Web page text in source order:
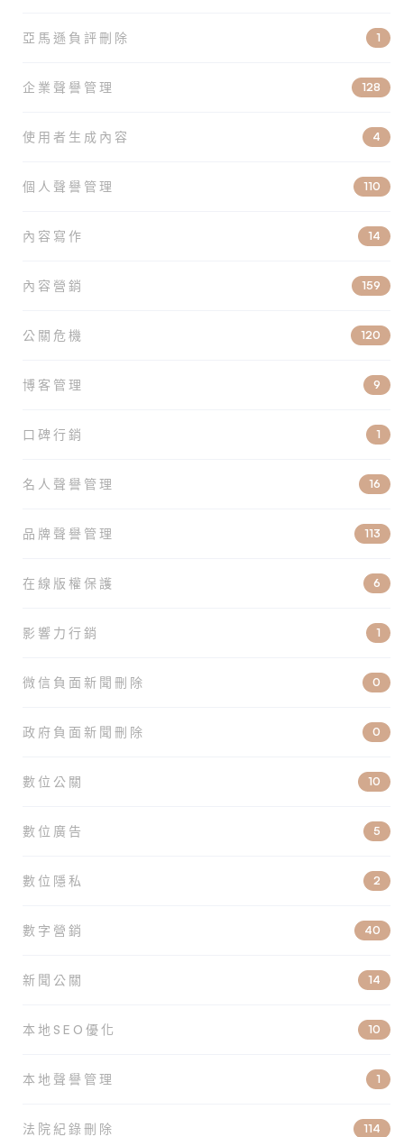
亞馬遜負評刪除 1
企業聲譽管理 128
使用者生成內容 4
個人聲譽管理 110
內容寫作 14
內容營銷 159
公關危機 120
博客管理 9
口碑行銷 1
名人聲譽管理 16
品牌聲譽管理 113
在線版權保護 6
影響力行銷 1
微信負面新聞刪除 0
政府負面新聞刪除 0
數位公關 10
數位廣告 5
數位隱私 2
數字營銷 40
新聞公關 14
本地SEO優化 10
本地聲譽管理 1
法院紀錄刪除 114